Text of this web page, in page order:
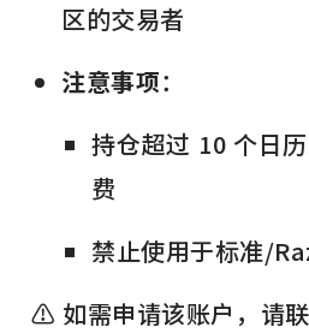
区的交易者
注意事项：
持仓超过 10 个日
费
禁止使用于标准/
⚠️ 如需申请该账户，请